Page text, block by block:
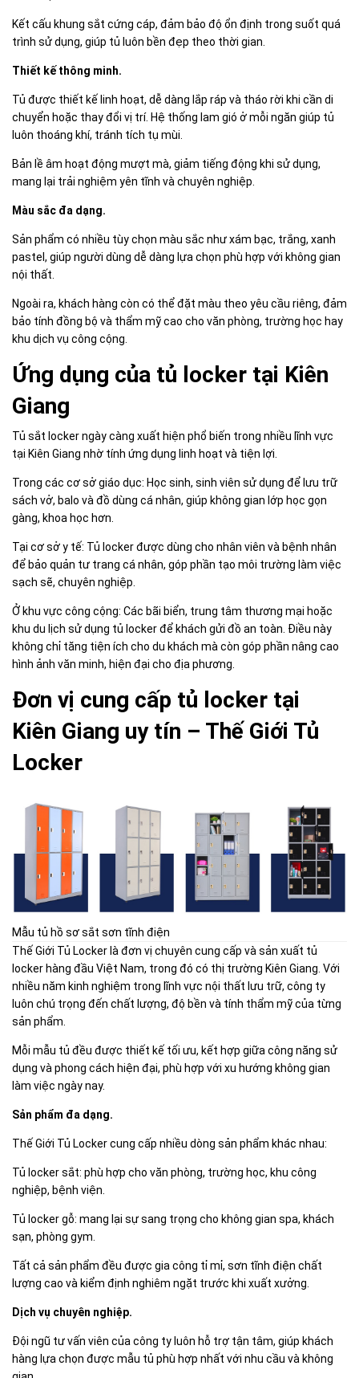
Kết cấu khung sắt cứng cáp, đảm bảo độ ổn định trong suốt quá
trình sử dụng, giúp tủ luôn bền đẹp theo thời gian.
Thiết kế thông minh.
Tủ được thiết kế linh hoạt, dễ dàng lắp ráp và tháo rời khi cần di
chuyển hoặc thay đổi vị trí. Hệ thống lam gió ở mỗi ngăn giúp tủ
luôn thoáng khí, tránh tích tụ mùi.
Bản lề âm hoạt động mượt mà, giảm tiếng động khi sử dụng,
mang lại trải nghiệm yên tĩnh và chuyên nghiệp.
Màu sắc đa dạng.
Sản phẩm có nhiều tùy chọn màu sắc như xám bạc, trắng, xanh
pastel, giúp người dùng dễ dàng lựa chọn phù hợp với không gian
nội thất.
Ngoài ra, khách hàng còn có thể đặt màu theo yêu cầu riêng, đảm
bảo tính đồng bộ và thẩm mỹ cao cho văn phòng, trường học hay
khu dịch vụ công cộng.
Ứng dụng của tủ locker tại Kiên
Giang
Tủ sắt locker ngày càng xuất hiện phổ biến trong nhiều lĩnh vực
tại Kiên Giang nhờ tính ứng dụng linh hoạt và tiện lợi.
Trong các cơ sở giáo dục: Học sinh, sinh viên sử dụng để lưu trữ
sách vở, balo và đồ dùng cá nhân, giúp không gian lớp học gọn
gàng, khoa học hơn.
Tại cơ sở y tế: Tủ locker được dùng cho nhân viên và bệnh nhân
để bảo quản tư trang cá nhân, góp phần tạo môi trường làm việc
sạch sẽ, chuyên nghiệp.
Ở khu vực công cộng: Các bãi biển, trung tâm thương mại hoặc
khu du lịch sử dụng tủ locker để khách gửi đồ an toàn. Điều này
không chỉ tăng tiện ích cho du khách mà còn góp phần nâng cao
hình ảnh văn minh, hiện đại cho địa phương.
Đơn vị cung cấp tủ locker tại
Kiên Giang uy tín – Thế Giới Tủ
Locker
Mẫu tủ hồ sơ sắt sơn tĩnh điện
Thế Giới Tủ Locker là đơn vị chuyên cung cấp và sản xuất tủ
locker hàng đầu Việt Nam, trong đó có thị trường Kiên Giang. Với
nhiều năm kinh nghiệm trong lĩnh vực nội thất lưu trữ, công ty
luôn chú trọng đến chất lượng, độ bền và tính thẩm mỹ của từng
sản phẩm.
Mỗi mẫu tủ đều được thiết kế tối ưu, kết hợp giữa công năng sử
dụng và phong cách hiện đại, phù hợp với xu hướng không gian
làm việc ngày nay.
Sản phẩm đa dạng.
Thế Giới Tủ Locker cung cấp nhiều dòng sản phẩm khác nhau:
Tủ locker sắt: phù hợp cho văn phòng, trường học, khu công
nghiệp, bệnh viện.
Tủ locker gỗ: mang lại sự sang trọng cho không gian spa, khách
sạn, phòng gym.
Tất cả sản phẩm đều được gia công tỉ mỉ, sơn tĩnh điện chất
lượng cao và kiểm định nghiêm ngặt trước khi xuất xưởng.
Dịch vụ chuyên nghiệp.
Đội ngũ tư vấn viên của công ty luôn hỗ trợ tận tâm, giúp khách
hàng lựa chọn được mẫu tủ phù hợp nhất với nhu cầu và không